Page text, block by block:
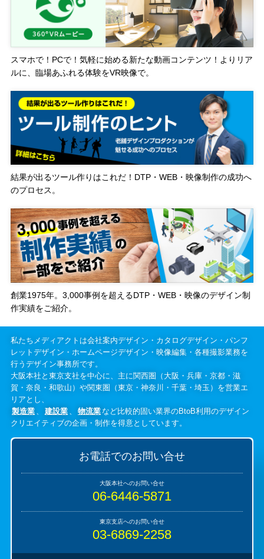
スマホで！PCで！気軽に始める新たな動画コンテンツ！よりリア
ルに、臨場あふれる体験をVR映像で。
結果が出るツール作りはこれだ！DTP・WEB・映像制作の成功へ
のプロセス。
創業1975年。3,000事例を超えるDTP・WEB・映像のデザイン制
作実績をご紹介。
私たちメディアクトは会社案内デザイン・カタログデザイン・パンフ
レットデザイン・ホームページデザイン・映像編集・各種撮影業務を
行うデザイン事務所です。
大阪本社と東京支社を中心に、主に関西圏（大阪・兵庫・京都・滋
賀・奈良・和歌山）や関東圏（東京・神奈川・千葉・埼玉）を営業エ
リアとし、
製造業
建設業 物流業など比較的固い業界のBtoB利用のデザイン
クリエイティブの企画・制作を得意としています。
お電話でのお問い合せ
06-6446-5871
03-6869-2258